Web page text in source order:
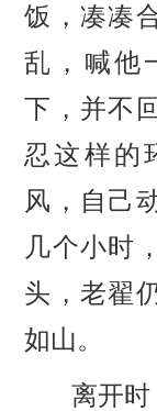
饭，凑凑
乱，喊他
下，并不
忍这样的
风，自己
几个小时
头，老翟
如山。
离开